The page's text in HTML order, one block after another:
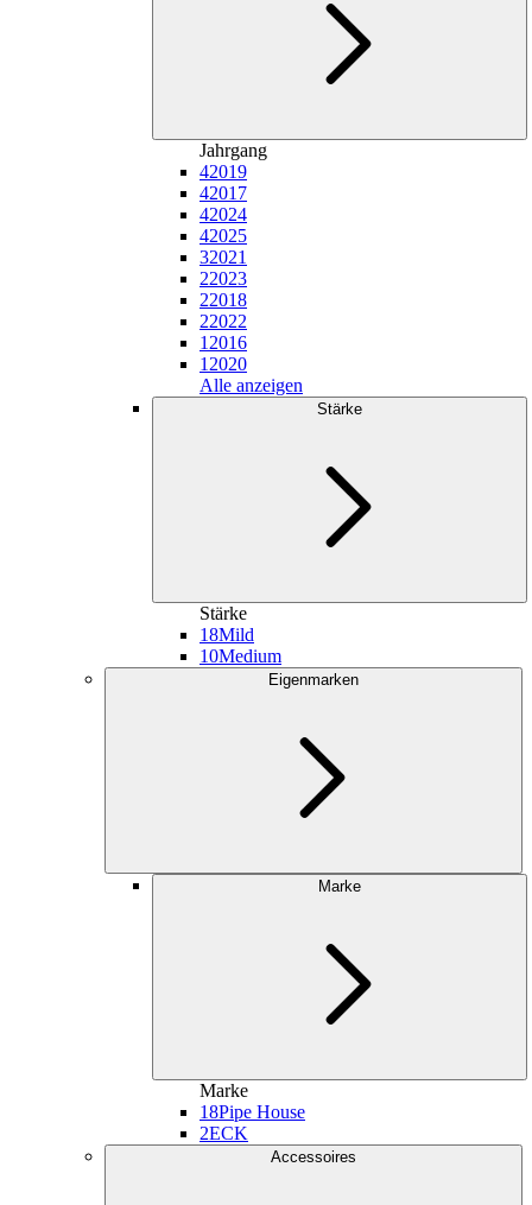
Jahrgang
42019
42017
42024
42025
32021
22023
22018
22022
1 2016
1 2020
Alle anzeigen
Stärke
Stärke
18Mild
10Medium
Eigenmarken
Marke
Marke
18Pipe House
2ECK
Accessoires